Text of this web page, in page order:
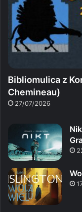
Bibliomulica z
Chemineau)
27/07/2026